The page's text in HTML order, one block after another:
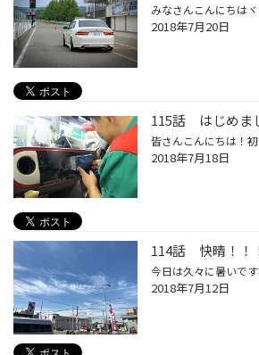
2018年7月20日
115話 はじめま
2018年7月18日
114話 快晴！！
2018年7月12日